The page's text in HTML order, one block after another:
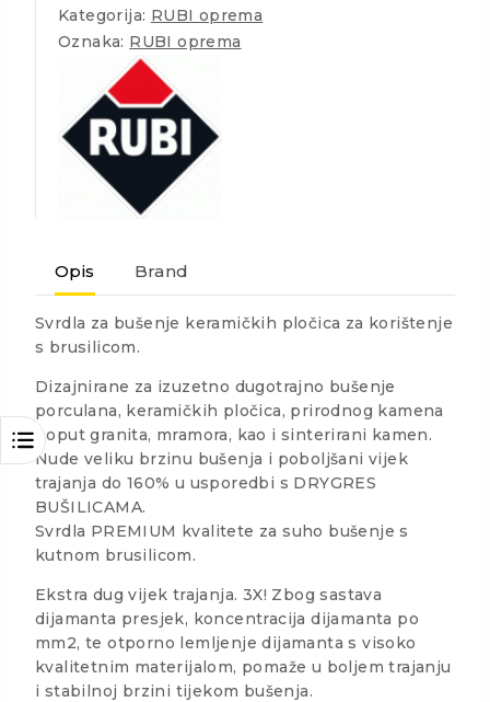
Kategorija: RUBI oprema
Oznaka: RUBI oprema
Opis Brand
Svrdla za bušenje keramičkih pločica za korištenje
s brusilicom.
Dizajnirane za izuzetno dugotrajno bušenje
porculana, keramičkih pločica, prirodnog kamena
poput granita, mramora, kao i sinterirani kamen.
Nude veliku brzinu bušenja i poboljšani vijek
trajanja do 160% u usporedbi s DRYGRES
BUŠILICAMA.
Svrdla PREMIUM kvalitete za suho bušenje s
kutnom brusilicom.
Ekstra dug vijek trajanja. 3X! Zbog sastava
dijamanta presjek, koncentracija dijamanta po
mm2, te otporno lemljenje dijamanta s visoko
kvalitetnim materijalom, pomaže u boljem trajanju
i stabilnoj brzini tijekom bušenja.